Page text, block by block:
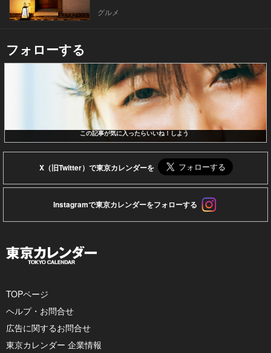
グルメ
フォローする
この記事が気に入ったらいいね！しよう
X（旧Twitter）で東京カレンダーを
Instagramで東京カレンダーをフォローする
TOPページ
ヘルプ・お問合せ
広告に関するお問合せ
東京カレンダー 企業情報